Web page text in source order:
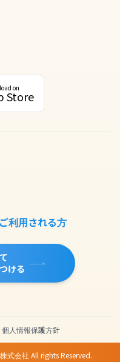
on
Store
利用される方
ける
個人情報保護方針
式会社 All rights Reserved.